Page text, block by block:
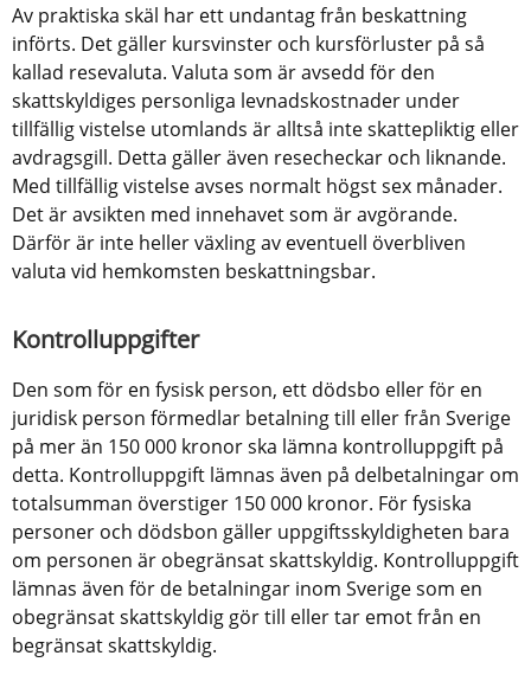
Av praktiska skäl har ett undantag från beskattning
införts. Det gäller kursvinster och kursförluster på så
kallad resevaluta. Valuta som är avsedd för den
skattskyldiges personliga levnadskostnader under
tillfällig vistelse utomlands är alltså inte skattepliktig eller
avdragsgill. Detta gäller även resecheckar och liknande.
Med tillfällig vistelse avses normalt högst sex månader.
Det är avsikten med innehavet som är avgörande.
Därför är inte heller växling av eventuell överbliven
valuta vid hemkomsten beskattningsbar.
Kontrolluppgifter
Den som för en fysisk person, ett dödsbo eller för en
juridisk person förmedlar betalning till eller från Sverige
på mer än 150 000 kronor ska lämna kontrolluppgift på
detta. Kontrolluppgift lämnas även på delbetalningar om
totalsumman överstiger 150 000 kronor. För fysiska
personer och dödsbon gäller uppgiftsskyldigheten bara
om personen är obegränsat skattskyldig. Kontrolluppgift
lämnas även för de betalningar inom Sverige som en
obegränsat skattskyldig gör till eller tar emot från en
begränsat skattskyldig.